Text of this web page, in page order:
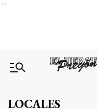
Ads
LOCALES